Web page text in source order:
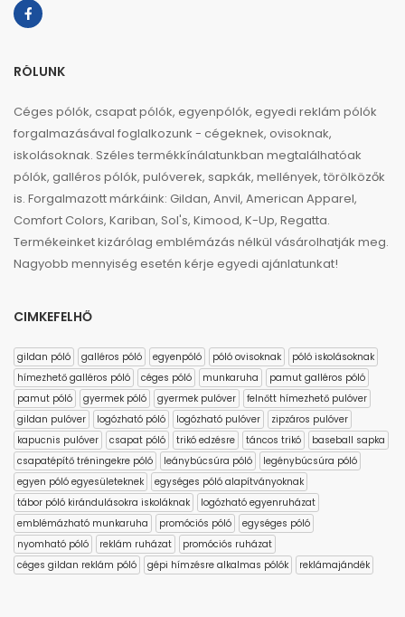
RÓLUNK
Céges pólók, csapat pólók, egyenpólók, egyedi reklám pólók
forgalmazásával foglalkozunk - cégeknek, ovisoknak,
iskolásoknak. Széles termékkínálatunkban megtalálhatóak
pólók, galléros pólók, pulóverek, sapkák, mellények, törölközők
is. Forgalmazott márkáink: Gildan, Anvil, American Apparel,
Comfort Colors, Kariban, Sol's, Kimood, K-Up, Regatta.
Termékeinket kizárólag emblémázás nélkül vásárolhatják meg.
Nagyobb mennyiség esetén kérje egyedi ajánlatunkat!
CIMKEFELHŐ
gildan póló galléros póló egyenpóló póló ovisoknak
póló iskolásoknak
hímezhető galléros póló
céges póló munkaruha
pamut galléros póló
pamut póló
gyermek póló gyermek pulóver
felnőtt hímezhető pulóver
gildan pulóver
logózható póló logózható pulóver
zipzáros pulóver
kapucnis pulóver
csapat póló trikó edzésre táncos trikó
baseball sapka
csapatépítő tréningekre póló
leánybúcsúra póló
legénybúcsúra póló
egyen póló egyesületeknek
egységes póló alapítványoknak
tábor póló kirándulásokra iskoláknak
logózható egyenruházat
emblémázható munkaruha
promóciós póló
egységes póló
nyomható póló
reklám ruházat
promóciós ruházat
céges gildan reklám póló
gépi hímzésre alkalmas pólók reklámajándék